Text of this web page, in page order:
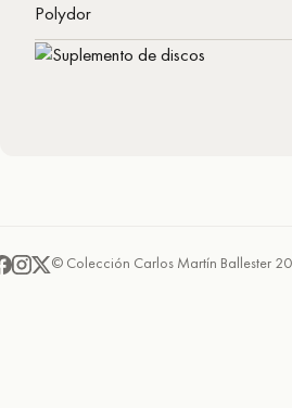
Polydor
© Colección Carlos Martín Ballester